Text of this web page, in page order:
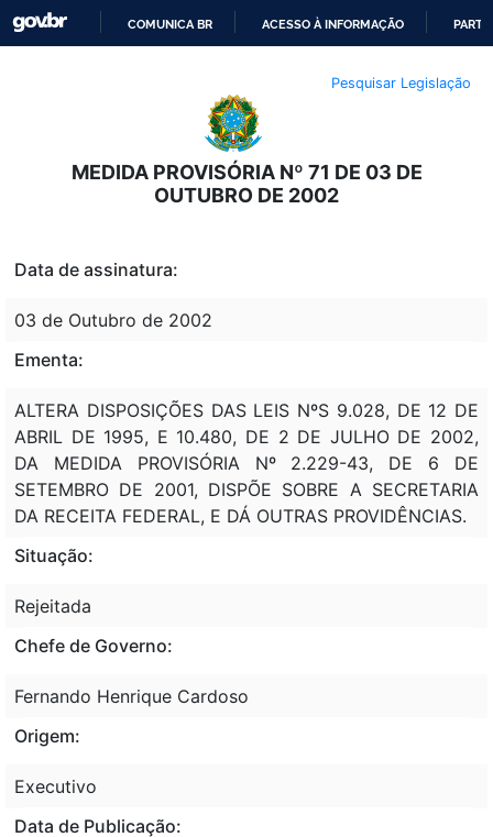
O
CONTEÚDO
COMUNICA BR ACESSO À INFORMAÇÃO
Pesquisar Legislação
MEDIDA PROVISÓRIA Nº 71 DE 03 DE
OUTUBRO DE 2002
Data de assinatura:
03 de Outubro de 2002
Ementa:
ALTERA DISPOSIÇÕES DAS LEIS NºS 9.028, DE 12 DE
ABRIL DE 1995, E 10.480, DE 2 DE JULHO DE 2002,
DA MEDIDA PROVISÓRIA Nº 2.229-43, DE 6 DE
SETEMBRO DE 2001, DISPÕE SOBRE A SECRETARIA
DA RECEITA FEDERAL, E DÁ OUTRAS PROVIDÊNCIAS.
Situação:
Rejeitada
Chefe de Governo:
Fernando Henrique Cardoso
Origem:
Executivo
Data de Publicação: